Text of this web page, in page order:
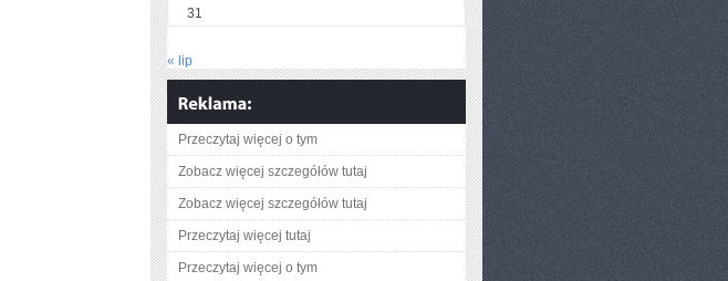
31
« lip
Przeczytaj więcej o tym
Zobacz więcej szczegółów tutaj
Zobacz więcej szczegółów tutaj
Przeczytaj więcej tutaj
Przeczytaj więcej o tym